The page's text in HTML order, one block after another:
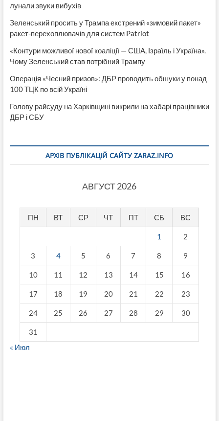
лунали звуки вибухів
Зеленський просить у Трампа екстрений «зимовий пакет»
ракет-перехоплювачів для систем Patriot
«Контури можливої нової коаліції — США, Ізраїль і Україна».
Чому Зеленський став потрібний Трампу
Операція «Чесний призов»: ДБР проводить обшуки у понад
100 ТЦК по всій Україні
Голову райсуду на Харківщині викрили на хабарі працівники
ДБР і СБУ
АРХІВ ПУБЛІКАЦІЙ САЙТУ ZARAZ.INFO
АВГУСТ 2026
ПН ВТ СР ЧТ ПТ СБ ВС
1 2
3 4 5 6 7 8 9
10 11 12 13 14 15 16
17 18 19 20 21 22 23
24 25 26 27 28 29 30
31
« Июл